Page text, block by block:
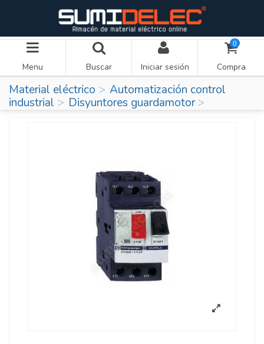
Menu Buscar Iniciar sesión
0
Compra
Material eléctrico
Automatización control
industrial
Disyuntores guardamotor